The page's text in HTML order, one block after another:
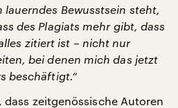
Bewusstsein steht,
des Plagiats mehr gibt, dass
zitiert ist – nicht nur
bei denen mich das jetzt
beschäftigt.“
dass zeitgenössische Autoren